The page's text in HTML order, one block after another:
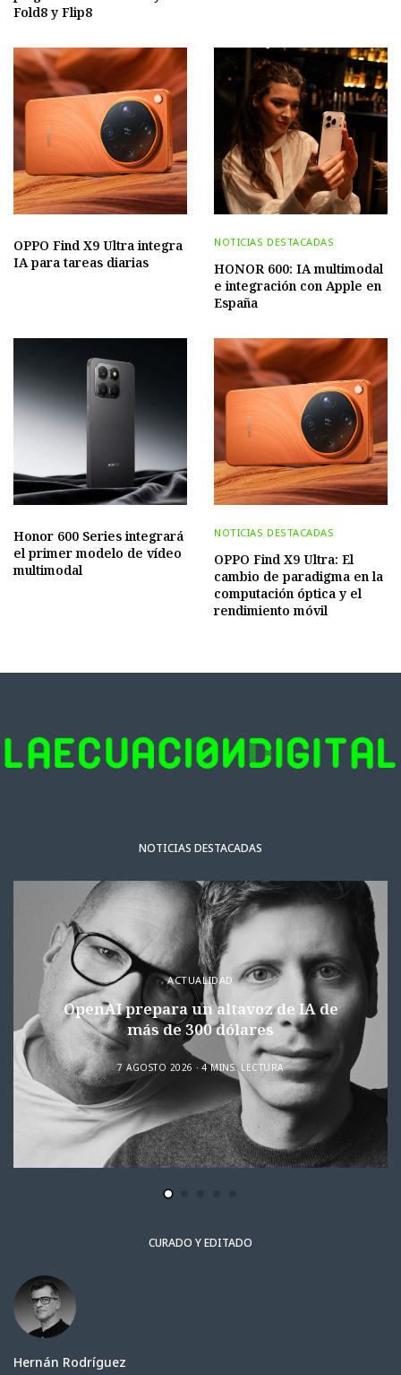
Fold8 y Flip8
OPPO Find X9 Ultra integra
IA para tareas diarias
NOTICIAS DESTACADAS
HONOR 600: IA multimodal
e integración con Apple en
España
Honor 600 Series integrará
el primer modelo de vídeo
multimodal
NOTICIAS DESTACADAS
OPPO Find X9 Ultra: El
cambio de paradigma en la
computación óptica y el
rendimiento móvil
NOTICIAS DESTACADAS
ACTUALIDAD
OpenAI prepara un altavoz de IA de
más de 300 dólares
7 AGOSTO 2026 4 MINS. LECTURA
CURADO Y EDITADO
Hernán Rodríguez